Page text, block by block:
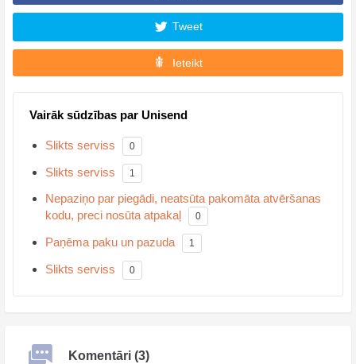
Tweet
Ieteikt
Vairāk sūdzības par Unisend
Slikts serviss 0
Slikts serviss 1
Nepaziņo par piegādi, neatsūta pakomāta atvēršanas
kodu, preci nosūta atpakaļ
0
Paņēma paku un pazuda 1
Slikts serviss 0
Komentāri (3)